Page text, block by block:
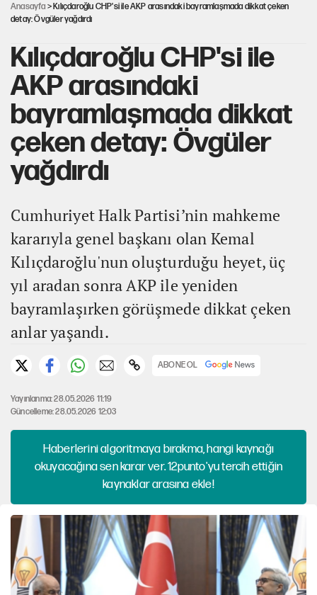
Anasayfa > Kılıçdaroğlu CHP'si ile AKP arasındaki bayramlaşmada dikkat çeken
detay: Övgüler yağdırdı
Kılıçdaroğlu CHP'si ile
AKP arasındaki
bayramlaşmada dikkat
çeken detay: Övgüler
yağdırdı
Cumhuriyet Halk Partisi’nin mahkeme
kararıyla genel başkanı olan Kemal
Kılıçdaroğlu'nun oluşturduğu heyet, üç
yıl aradan sonra AKP ile yeniden
bayramlaşırken görüşmede dikkat çeken
anlar yaşandı.
ABONE OL
Yayınlanma: 28.05.2026 11:19
Güncelleme: 28.05.2026 12:03
Haberlerini algoritmaya bırakma, hangi kaynağı
okuyacağına sen karar ver. 12punto'yu tercih ettiğin
kaynaklar arasına ekle!